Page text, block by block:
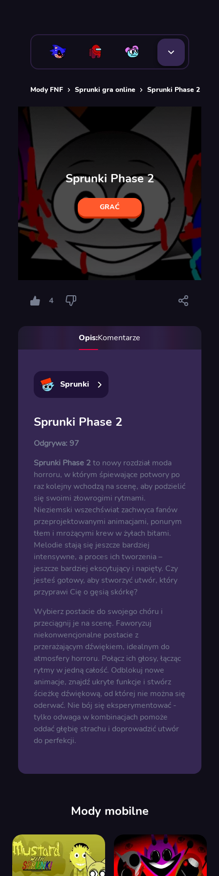
Mody FNF Sprunki gra online Sprunki Phase 2
Sprunki Phase 2
GRAĆ
4
Opis:Komentarze
Sprunki
Sprunki Phase 2
Odgrywa: 97
Sprunki Phase 2 to nowy rozdział moda
horroru, w którym śpiewające potwory po
raz kolejny wchodzą na scenę, aby podzielić
się swoimi złowrogimi rytmami.
Nieziemski wszechświat zachwyca fanów
przeprojektowanymi animacjami, ponurym
tłem i mrożącymi krew w żyłach bitami.
Melodie stają się jeszcze bardziej
intensywne, a proces ich tworzenia –
jeszcze bardziej ekscytujący i napięty. Czy
jesteś gotowy, aby stworzyć utwór, który
przyprawi Cię o gęsią skórkę?
Wybierz postacie do swojego chóru i
przeciągnij je na scenę. Faworyzuj
niekonwencjonalne postacie z
przerażającym dźwiękiem, idealnym do
atmosfery horroru. Połącz ich głosy, łącząc
rytmy w jedną całość. Odblokuj nowe
animacje, znajdź ukryte funkcje i stwórz
ścieżkę dźwiękową, od której nie można się
oderwać. Nie bój się eksperymentować -
tylko odwaga w kombinacjach pomoże
oddać głębię strachu i doprowadzić utwór
do perfekcji.
Mody mobilne